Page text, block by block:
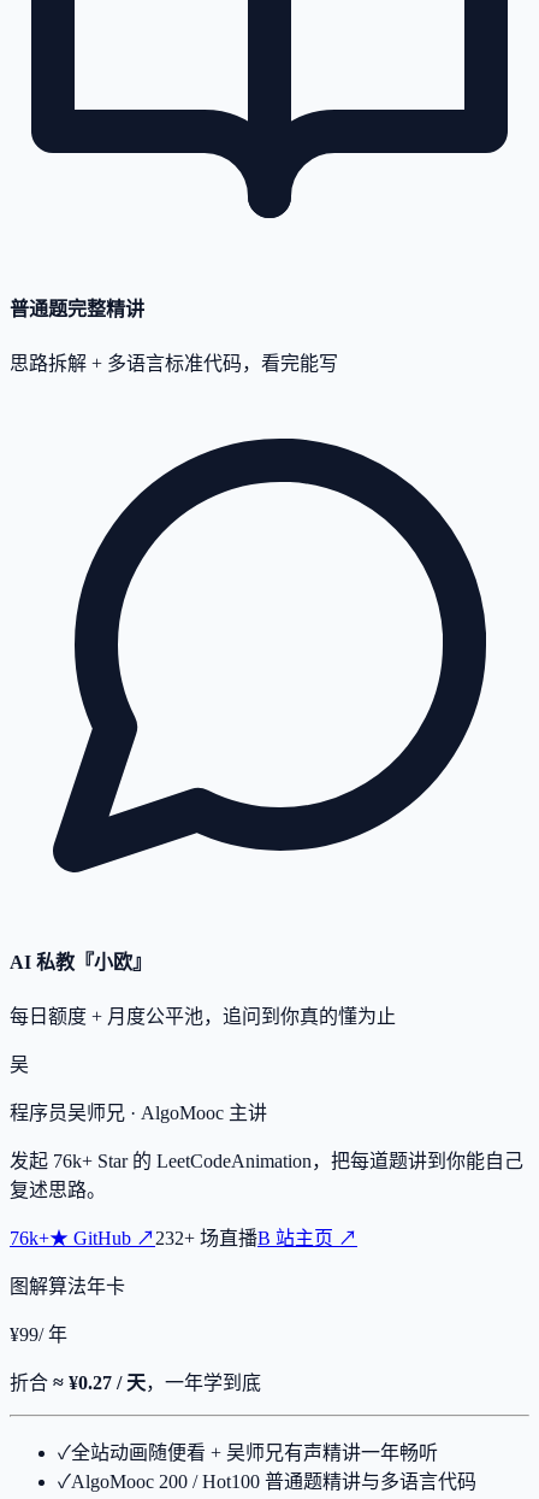
普通题完整精讲
思路拆解 + 多语言标准代码，看完能写
AI 私教『小欧』
每日额度 + 月度公平池，追问到你真的懂为止
吴
程序员吴师兄 · AlgoMooc 主讲
发起 76k+ Star 的 LeetCodeAnimation，把每道题讲到你能自己
复述思路。
76k+★ GitHub ↗232+ 场直播B 站主页 ↗
图解算法年卡
¥99/ 年
折合 ≈ ¥0.27 / 天，一年学到底
✓全站动画随便看 + 吴师兄有声精讲一年畅听
✓AlgoMooc 200 / Hot100 普通题精讲与多语言代码